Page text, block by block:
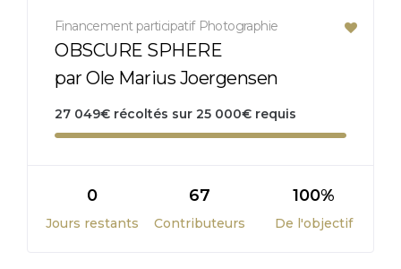
Financement participatif Photographie
OBSCURE SPHERE
par Ole Marius Joergensen
27 049€ récoltés sur 25 000€ requis
0
Jours restants
67
Contributeurs
100%
De l'objectif